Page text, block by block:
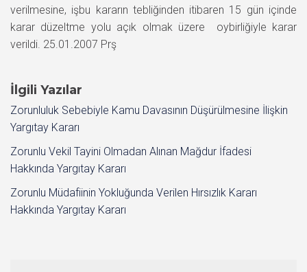
verilmesine, işbu kararın tebliğinden itibaren 15 gün içinde
karar düzeltme yolu açık olmak üzere oybirliğiyle karar
verildi. 25.01.2007 Prş
İlgili Yazılar
Zorunluluk Sebebiyle Kamu Davasının Düşürülmesine İlişkin
Yargıtay Kararı
Zorunlu Vekil Tayini Olmadan Alınan Mağdur İfadesi
Hakkında Yargıtay Kararı
Zorunlu Müdafiinin Yokluğunda Verilen Hırsızlık Kararı
Hakkında Yargıtay Kararı